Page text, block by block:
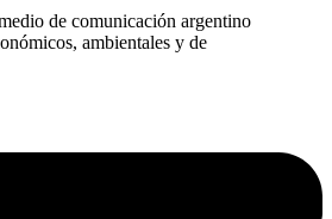
de comunicación argentino
ambientales y de